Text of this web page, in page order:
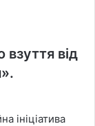
від
ініціатива